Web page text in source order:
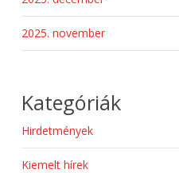
2025. november
Kategóriák
Hirdetmények
Kiemelt hírek